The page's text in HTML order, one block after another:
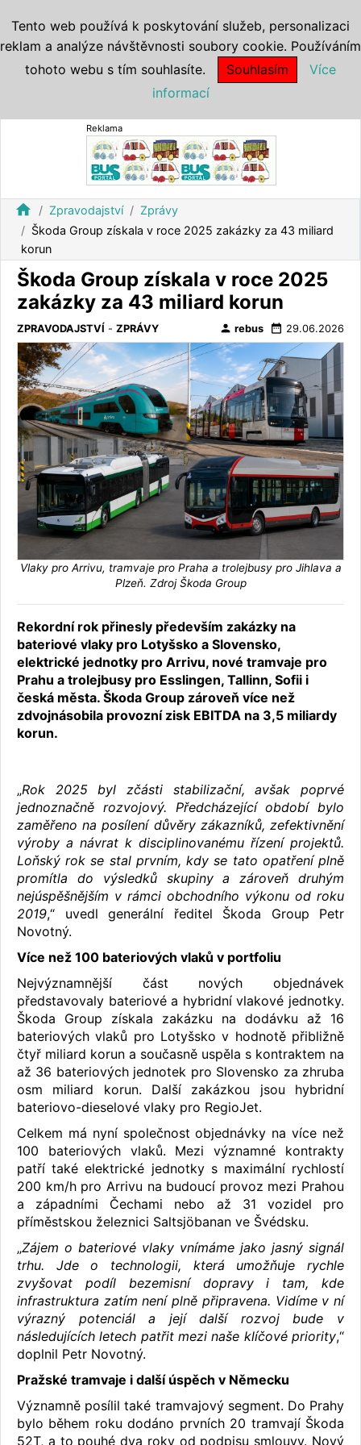
Reklama
home Zpravodajství
Zprávy
Škoda Group získala v roce 2025 zakázky za 43 miliard
korun
Škoda Group získala v roce 2025
zakázky za 43 miliard korun
ZPRAVODAJSTVÍ - ZPRÁVY person rebus date_range 29.06.2026
Vlaky pro Arrivu, tramvaje pro Praha a trolejbusy pro Jihlava a
Plzeň. Zdroj Škoda Group
Rekordní rok přinesly především zakázky na
bateriové vlaky pro Lotyšsko a Slovensko,
elektrické jednotky pro Arrivu, nové tramvaje pro
Prahu a trolejbusy pro Esslingen, Tallinn, Sofii i
česká města. Škoda Group zároveň více než
zdvojnásobila provozní zisk EBITDA na 3,5 miliardy
korun.
„Rok 2025 byl zčásti stabilizační, avšak poprvé
jednoznačně rozvojový. Předcházející období bylo
zaměřeno na posílení důvěry zákazníků, zefektivnění
výroby a návrat k disciplinovanému řízení projektů.
Loňský rok se stal prvním, kdy se tato opatření plně
promítla do výsledků skupiny a zároveň druhým
nejúspěšnějším v rámci obchodního výkonu od roku
2019,“ uvedl generální ředitel Škoda Group Petr
Novotný.
Více než 100 bateriových vlaků v portfoliu
Nejvýznamnější část nových objednávek
představovaly bateriové a hybridní vlakové jednotky.
Škoda Group získala zakázku na dodávku až 16
bateriových vlaků pro Lotyšsko v hodnotě přibližně
čtyř miliard korun a současně uspěla s kontraktem na
až 36 bateriových jednotek pro Slovensko za zhruba
osm miliard korun. Další zakázkou jsou hybridní
bateriovo-dieselové vlaky pro RegioJet.
Celkem má nyní společnost objednávky na více než
100 bateriových vlaků. Mezi významné kontrakty
patří také elektrické jednotky s maximální rychlostí
200 km/h pro Arrivu na budoucí provoz mezi Prahou
a západními Čechami nebo až 31 vozidel pro
příměstskou železnici Saltsjöbanan ve Švédsku.
„Zájem o bateriové vlaky vnímáme jako jasný signál
trhu. Jde o technologii, která umožňuje rychle
zvyšovat podíl bezemisní dopravy i tam, kde
infrastruktura zatím není plně připravena. Vidíme v ní
výrazný potenciál a její další rozvoj bude v
následujících letech patřit mezi naše klíčové priority,“
doplnil Petr Novotný.
Pražské tramvaje i další úspěch v Německu
Významně posílil také tramvajový segment. Do Prahy
bylo během roku dodáno prvních 20 tramvají Škoda
52T, a to pouhé dva roky od podpisu smlouvy. Nový
Tento web používá k poskytování služeb, personalizaci
reklam a analýze návštěvnosti soubory cookie. Používáním
tohoto webu s tím souhlasíte.
Souhlasím
Více
informací